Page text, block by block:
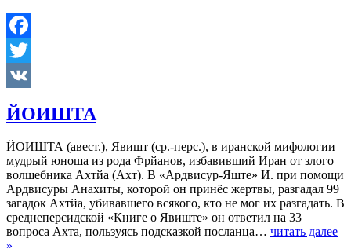
Facebook
Twitter
ЙОИШТА
ЙОИШТА (авест.), Явишт (ср.-перс.), в иранской мифологии
мудрый юноша из рода Фрйанов, избавивший Иран от злого
волшебника Ахтйа (Ахт). В «Ардвисур-Яште» И. при помощи
Ардвисуры Анахиты, которой он принёс жертвы, разгадал 99
загадок Ахтйа, убивавшего всякого, кто не мог их разгадать. В
среднеперсидской «Книге о Явиште» он ответил на 33
вопроса Ахта, пользуясь подсказкой посланца… читать далее
»